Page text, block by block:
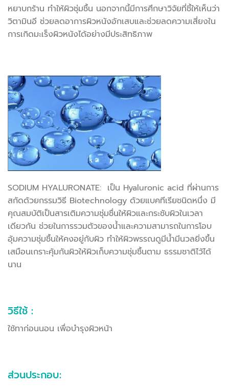
หยาบกร้าน ทำให้ผิวชุ่มชื้น นอกจากนี้มีการศึกษาวิจัยที่ชี้ให้เห็นว่า
วิตามินอี ช่วยลดอาการผิวหนังอักเสบและช่วยลดความเสี่ยงใน
การเกิดมะเร็งผิวหนังได้อย่างมีประสิทธิภาพ
SODIUM HYALURONATE: เป็น Hyaluronic acid ที่ผ่านการ
สกัดด้วยกรรมวิธี Biotechnology ด้วยแบคทีเรียชนิดหนึ่ง มี
คุณสมบัติเป็นสารเติมความชุ่มชื่นให้ผิวและกระชับผิวในเวลา
เดียวกัน ช่วยในการรวมตัวของน้ำและความสามารถในการโอบ
อุ้มความชุ่มชื้นให้คงอยู่กับผิว ทำให้ผิวพรรณดูมีน้ำมีนวลยิ่งขึ้น
เสมือนเกราะคุ้มกันผิวให้ผิวเก็บความชุ่มชื้นตาม ธรรมชาติไว้ได้
นาน
วิธีใช้ :
ใช้ทาก่อนนอน เพื่อบำรุงผิวหน้า
ส่วนประกอบ: